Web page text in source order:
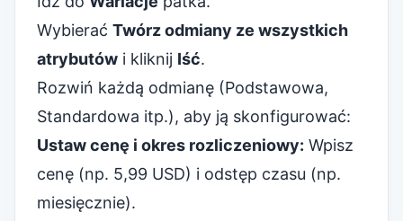
Wybierać Twórz odmiany ze wszystkich
atrybutów i kliknij Iść.
Rozwiń każdą odmianę (Podstawowa,
Standardowa itp.), aby ją skonfigurować:
Ustaw cenę i okres rozliczeniowy: Wpisz
cenę (np. 5,99 USD) i odstęp czasu (np.
miesięcznie).